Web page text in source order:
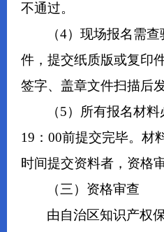
不通过。
（4）现场报名需
件，提交纸质版或复印
签字、盖章文件扫描后
（5）所有报名材
19：00前提交完毕。材
时间提交资料者，资格
（三）资格审查
由自治区知识产权